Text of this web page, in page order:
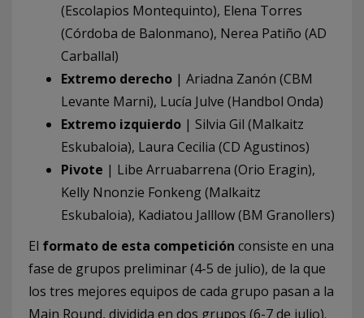
(Escolapios Montequinto), Elena Torres
(Córdoba de Balonmano), Nerea Patiño (AD
Carballal)
Extremo derecho | Ariadna Zanón (CBM
Levante Marni), Lucía Julve (Handbol Onda)
Extremo izquierdo | Silvia Gil (Malkaitz
Eskubaloia), Laura Cecilia (CD Agustinos)
Pivote | Libe Arruabarrena (Orio Eragin),
Kelly Nnonzie Fonkeng (Malkaitz
Eskubaloia), Kadiatou Jalllow (BM Granollers)
El formato de esta competición consiste en una
fase de grupos preliminar (4-5 de julio), de la que
los tres mejores equipos de cada grupo pasan a la
Main Round, dividida en dos grupos (6-7 de julio).